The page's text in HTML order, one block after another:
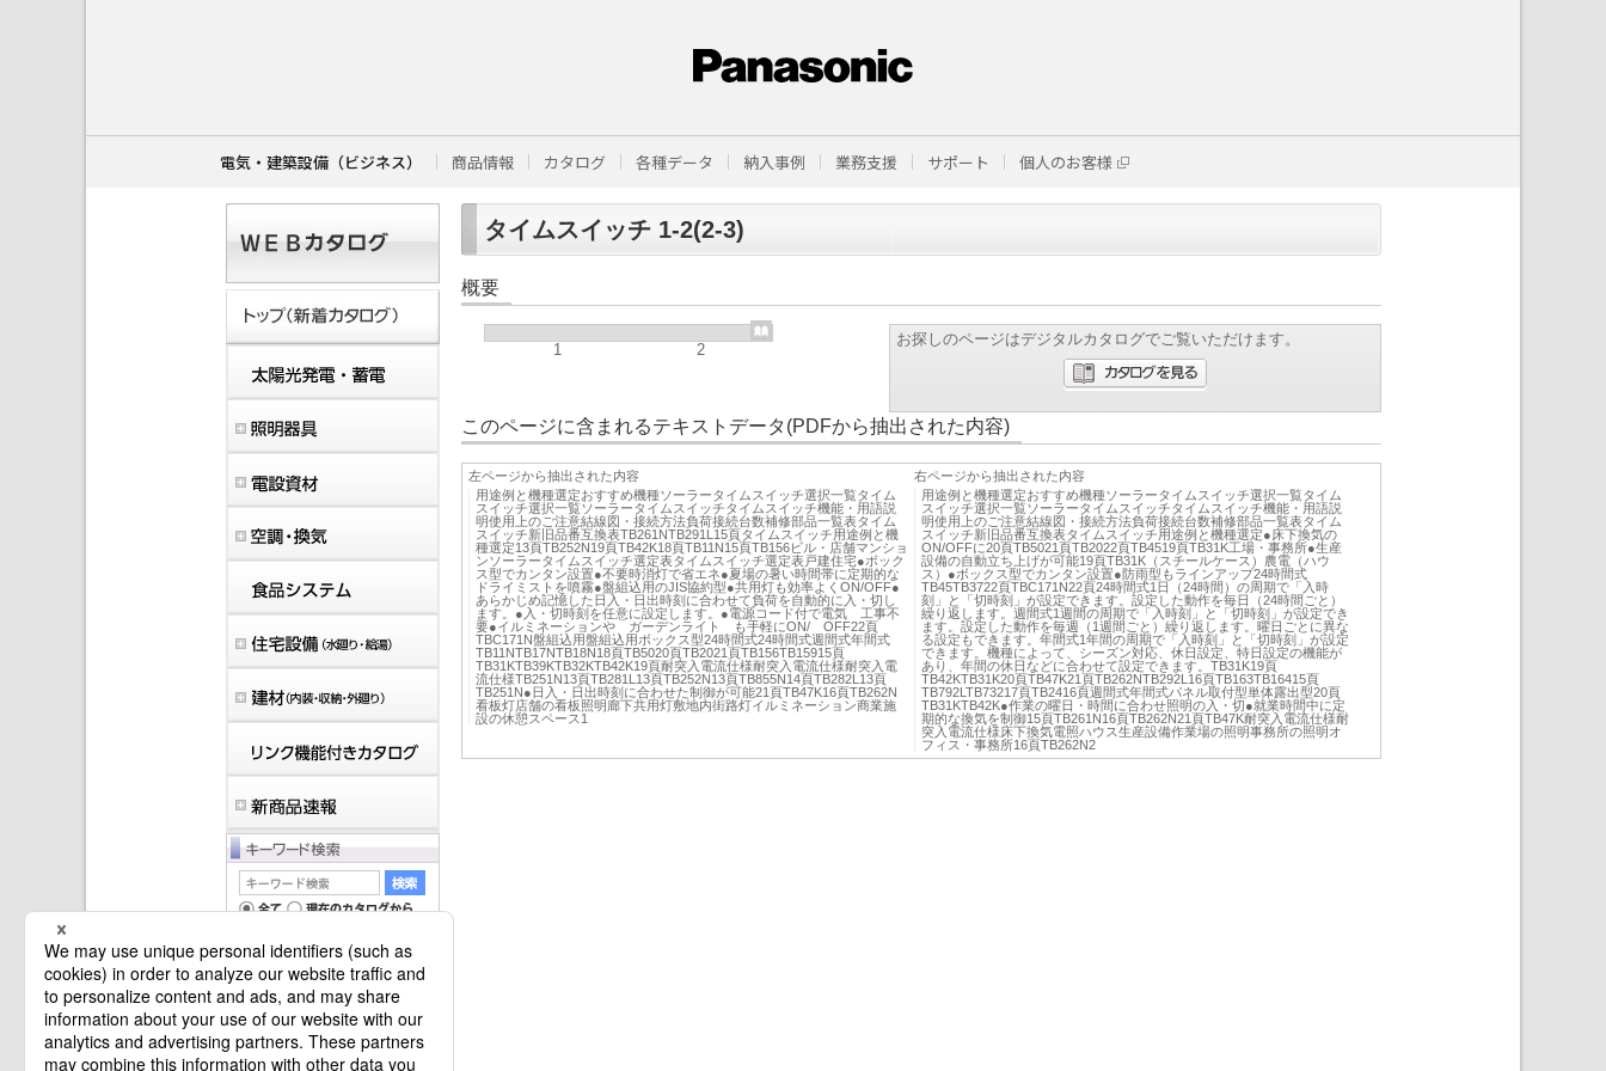
電気・建築設備（ビジネス） 商品情報 カタログ 各種データ 納入事例 業務支援 サポート 個人のお客様
タイムスイッチ 1-2(2-3)
概要
1 2
お探しのページはデジタルカタログでご覧いただけます。
このページに含まれるテキストデータ(PDFから抽出された内容)
左ページから抽出された内容
用途例と機種選定おすすめ機種ソーラータイムスイッチ選択一覧タイム
スイッチ選択一覧ソーラータイムスイッチタイムスイッチ機能・用語説
明使用上のご注意結線図・接続方法負荷接続台数補修部品一覧表タイム
スイッチ新旧品番互換表TB261NTB291L15頁タイムスイッチ用途例と機
種選定13頁TB252N19頁TB42K18頁TB11N15頁TB156ビル・店舗マンショ
ンソーラータイムスイッチ選定表タイムスイッチ選定表戸建住宅●ボック
ス型でカンタン設置●不要時消灯で省エネ●夏場の暑い時間帯に定期的な
ドライミストを噴霧●盤組込用のJIS協約型●共用灯も効率よくON/OFF●
あらかじめ記憶した日入・日出時刻に合わせて負荷を自動的に入・切し
ます。●入・切時刻を任意に設定します。●電源コード付で電気 工事不
要●イルミネーションや ガーデンライト も手軽にON/ OFF22頁
TBC171N盤組込用盤組込用ボックス型24時間式24時間式週間式年間式
TB11NTB17NTB18N18頁TB5020頁TB2021頁TB156TB15915頁
TB31KTB39KTB32KTB42K19頁耐突入電流仕様耐突入電流仕様耐突入電
流仕様TB251N13頁TB281L13頁TB252N13頁TB855N14頁TB282L13頁
TB251N●日入・日出時刻に合わせた制御が可能21頁TB47K16頁TB262N
看板灯店舗の看板照明廊下共用灯敷地内街路灯イルミネーション商業施
設の休憩スペース1
右ページから抽出された内容
用途例と機種選定おすすめ機種ソーラータイムスイッチ選択一覧タイム
スイッチ選択一覧ソーラータイムスイッチタイムスイッチ機能・用語説
明使用上のご注意結線図・接続方法負荷接続台数補修部品一覧表タイム
スイッチ新旧品番互換表タイムスイッチ用途例と機種選定●床下換気の
ON/OFFに20頁TB5021頁TB2022頁TB4519頁TB31K工場・事務所●生産
設備の自動立ち上げが可能19頁TB31K（スチールケース）農電（ハウ
ス）●ボックス型でカンタン設置●防雨型もラインアップ24時間式
TB45TB3722頁TBC171N22頁24時間式1日（24時間）の周期で「入時
刻」と「切時刻」が設定できます。設定した動作を毎日（24時間ごと）
繰り返します。週間式1週間の周期で「入時刻」と「切時刻」が設定でき
ます。設定した動作を毎週（1週間ごと）繰り返します。曜日ごとに異な
る設定もできます。年間式1年間の周期で「入時刻」と「切時刻」が設定
できます。機種によって、シーズン対応、休日設定、特日設定の機能が
あり、年間の休日などに合わせて設定できます。TB31K19頁
TB42KTB31K20頁TB47K21頁TB262NTB292L16頁TB163TB16415頁
TB792LTB73217頁TB2416頁週間式年間式パネル取付型単体露出型20頁
TB31KTB42K●作業の曜日・時間に合わせ照明の入・切●就業時間中に定
期的な換気を制御15頁TB261N16頁TB262N21頁TB47K耐突入電流仕様耐
突入電流仕様床下換気電照ハウス生産設備作業場の照明事務所の照明オ
フィス・事務所16頁TB262N2
マイバインダーは空です。